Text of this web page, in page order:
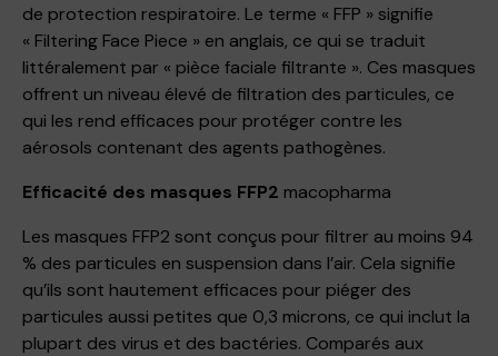
de protection respiratoire. Le terme « FFP » signifie
« Filtering Face Piece » en anglais, ce qui se traduit
littéralement par « pièce faciale filtrante ». Ces masques
offrent un niveau élevé de filtration des particules, ce
qui les rend efficaces pour protéger contre les
aérosols contenant des agents pathogènes.
Efficacité des masques FFP2 macopharma
Les masques FFP2 sont conçus pour filtrer au moins 94
% des particules en suspension dans l’air. Cela signifie
qu’ils sont hautement efficaces pour piéger des
particules aussi petites que 0,3 microns, ce qui inclut la
plupart des virus et des bactéries. Comparés aux